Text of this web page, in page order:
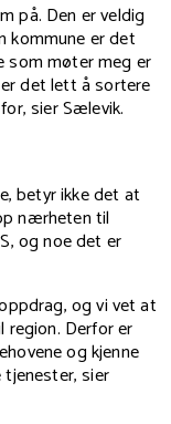
på. Den er veldig
kommune er det
som møter meg er
det lett å sortere
sier Sælevik.
betyr ikke det at
nærheten til
og noe det er
og vi vet at
Derfor er
og kjenne
sier